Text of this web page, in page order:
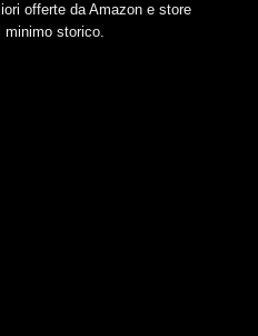
offerte da Amazon e store
minimo storico.